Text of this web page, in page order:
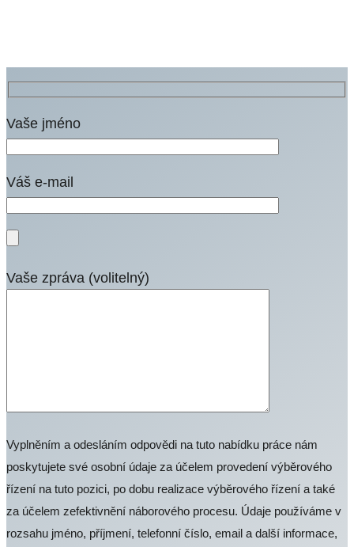
Vaše jméno
Váš e-mail
Vaše zpráva (volitelný)
Vyplněním a odesláním odpovědi na tuto nabídku práce nám
poskytujete své osobní údaje za účelem provedení výběrového
řízení na tuto pozici, po dobu realizace výběrového řízení a také
za účelem zefektivnění náborového procesu. Údaje používáme v
rozsahu jméno, příjmení, telefonní číslo, email a další informace,